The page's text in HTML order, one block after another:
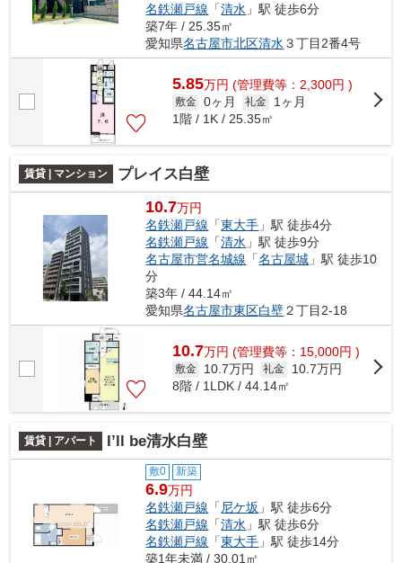
名鉄瀬戸線 「清水 」駅 徒歩6分
築7年 / 25.35㎡
愛知県名古屋市北区清水 ３丁目2番4号
5.85万円 (管理費等：2,300円 )
敷金 0ヶ月 礼金
1ヶ月
1階 / 1K / 25.35㎡
賃貸 | マンション プレイス白壁
10.7万円
名鉄瀬戸線 「東大手 」駅 徒歩4分
名鉄瀬戸線 「清水 」駅 徒歩9分
名古屋市営名城線 「名古屋城 」駅 徒歩10
分
築3年 / 44.14㎡
愛知県名古屋市東区白壁２丁目2-18
10.7万円 (管理費等：15,000円 )
敷金 10.7万円 礼金
10.7万円
8階 / 1LDK / 44.14㎡
賃貸 | アパート I’ll be清水白壁
敷0 新築
6.9万円
名鉄瀬戸線 「尼ケ坂 」駅 徒歩6分
名鉄瀬戸線 「清水 」駅 徒歩6分
名鉄瀬戸線 「東大手 」駅 徒歩14分
築1年未満 / 30.01㎡